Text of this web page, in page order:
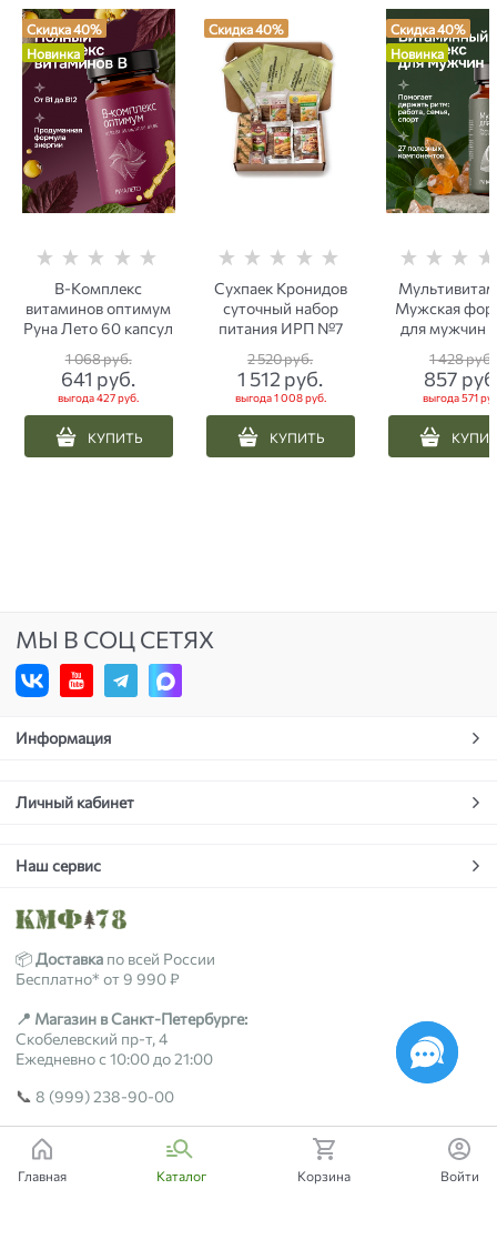
Скидка 40%
Новинка
B-Комплекс
витаминов оптимум
Руна Лето 60 капсул
1 068 руб.
641 руб.
выгода427 руб.
КУПИТЬ
Скидка 40%
Сухпаек Кронидов
суточный набор
питания ИРП №7
2 520 руб.
1 512 руб.
выгода1 008 руб.
КУПИТЬ
Скидка 40%
Новинка
Мужская
для мужчин
1 428 руб.
857
выгода571
МЫ В СОЦ СЕТЯХ
Информация
Личный кабинет
Наш сервис
📦Доставка по всей России
Бесплатно* от 9 990 ₽
📍 Магазин в Санкт-Петербурге:
Скобелевский пр-т, 4
Ежедневно с 10:00 до 21:00
📞 8 (999) 238-90-00
2018-2026 © kmf78.ru
Главная Каталог Корзина Войти